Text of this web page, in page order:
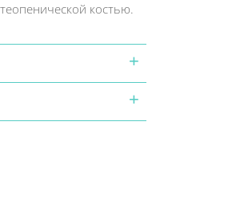
костью.